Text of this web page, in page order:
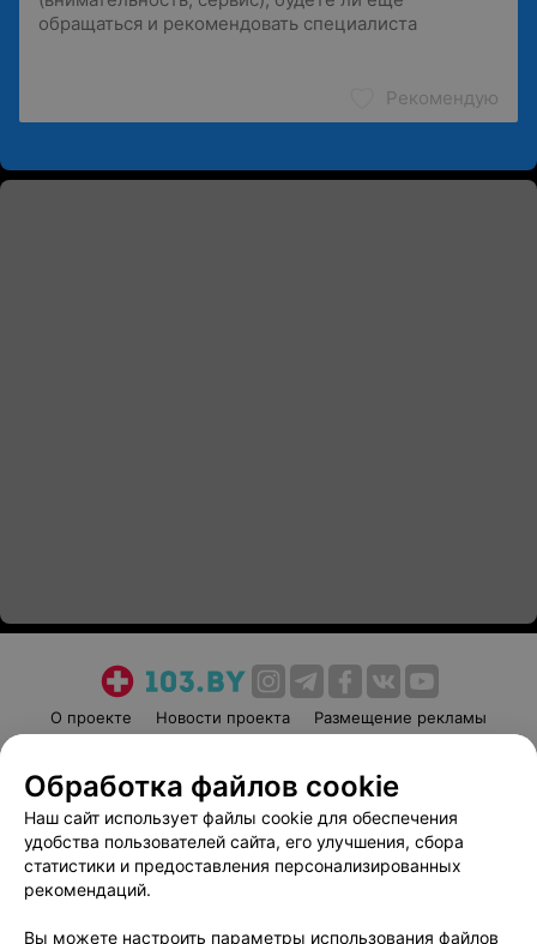
Рекомендую
О проекте Новости проекта
Размещение рекламы
Пользовательское соглашение
Способы оплаты
Вакансии
Партнеры
Написать руководителю 103.by
Обработка файлов cookie
Наш сайт использует файлы cookie для обеспечения
удобства пользователей сайта, его улучшения, сбора
статистики и предоставления персонализированных
рекомендаций.
Вы можете настроить параметры использования файлов